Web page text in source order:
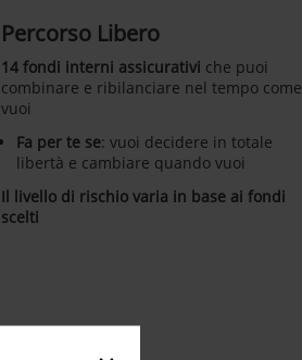
Percorso Libero
14 fondi interni assicurativi che puoi
combinare e ribilanciare nel tempo come
vuoi
Fa per te se: vuoi decidere in totale
libertà e cambiare quando vuoi
Il livello di rischio varia in base ai fondi
scelti